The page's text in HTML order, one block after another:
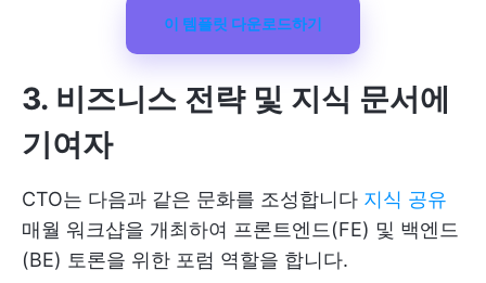
이 템플릿 다운로드하기
3. 비즈니스 전략 및 지식 문서에
기여자
CTO는 다음과 같은 문화를 조성합니다 지식 공유
매월 워크샵을 개최하여 프론트엔드(FE) 및 백엔드
(BE) 토론을 위한 포럼 역할을 합니다.